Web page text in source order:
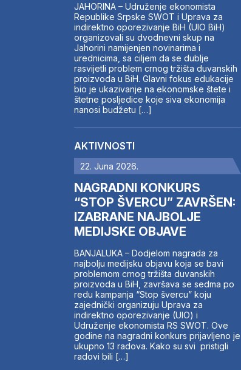
JAHORINA – Udruženje ekonomista
Republike Srpske SWOT i Uprava za
indirektno oporezivanje BiH (UIO BiH)
organizovali su dvodnevni skup na
Jahorini namijenjen novinarima i
urednicima, sa ciljem da se dublje
rasvijetli problem crnog tržišta duvanskih
proizvoda u BiH. Glavni fokus edukacije
bio je ukazivanje na ekonomske štete i
štetne posljedice koje siva ekonomija
nanosi budžetu […]
AKTIVNOSTI
22. Juna 2026.
NAGRADNI KONKURS
“STOP ŠVERCU” ZAVRŠEN:
IZABRANE NAJBOLJE
MEDIJSKE OBJAVE
BANJALUKA – Dodjelom nagrada za
najbolju medijsku objavu koja se bavi
problemom crnog tržišta duvanskih
proizvoda u BiH, završava se sedma po
redu kampanja “Stop švercu” koju
zajednički organizuju Uprava za
indirektno oporezivanje (UIO) i
Udruženje ekonomista RS SWOT. Ove
godine na nagradni konkurs prijavljeno je
ukupno 13 radova. Kako su svi pristigli
radovi bili […]